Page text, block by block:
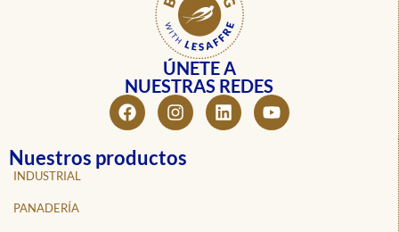
ÚNETE A
NUESTRAS REDES
Nuestros productos
INDUSTRIAL
PANADERÍA